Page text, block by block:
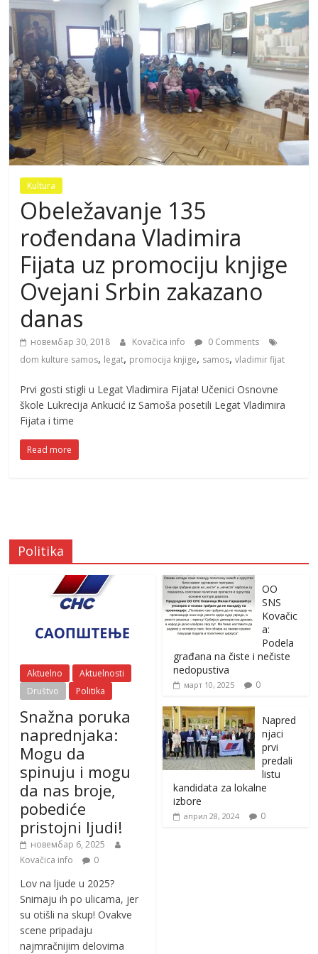
Kultura
Obeležavanje 135
rođendana Vladimira
Fijata uz promociju knjige
Ovejani Srbin zakazano
danas
новембар 30, 2018 Kovačica info
0 Comments
dom kulture samos, legat, promocija knjige, samos,vladimir fijat
Prvi gosti stigli u Legat Vladimira Fijata! Učenici Osnovne
škole Lukrecija Ankucić iz Samoša posetili Legat Vladimira
Fijata i time
Read more
Politika
Aktuelno
Aktuelnosti
Društvo
Politika
Snažna poruka
naprednjaka:
Mogu da
spinuju i mogu
da nas broje,
pobediće
pristojni ljudi!
новембар 6, 2025
Kovačica info
0
Lov na ljude u 2025?
Snimaju ih po ulicama, jer
su otišli na skup! Ovakve
scene pripadaju
najmračnijim delovima
OO
SNS
Kovačic
a:
Podela
građana na čiste i nečiste
nedopustiva
март 10, 2025 0
Napred
njaci
prvi
predali
listu
kandidata za lokalne
izbore
април 28, 2024 0